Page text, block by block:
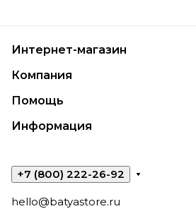
Интернет-магазин
Компания
Помощь
Информация
+7 (800) 222-26-92
hello@batyastore.ru